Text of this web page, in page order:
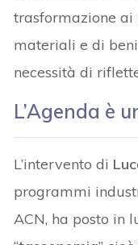
trasformazione ai
materiali e di
necessità di
L’Agenda è
L’intervento di
programmi
ACN, ha posto in